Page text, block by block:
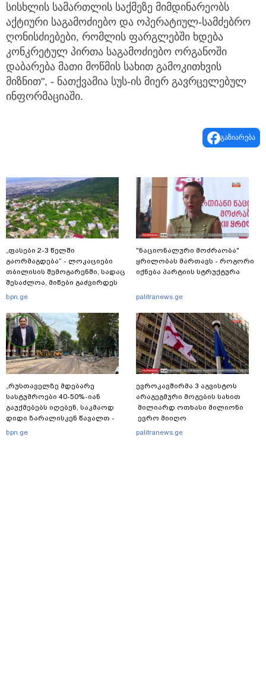
სისხლის სამართლის საქმეზე მიმდინარეობს
აქტიური საგამოძიებო და ოპერატიულ-სამძებრო
ღონისძიებები, რომლის ფარგლებში ხდება
კონკრეტულ პირთა საგამოძიებო ორგანოში
დაბარება მათი მოწმის სახით გამოკითხვის
მიზნით", - ნათქვამია სუს-ის მიერ გავრცელებულ
ინფორმაციაში.
გაზიარება
„ფასები 2-3 წელში
გაორმაგდება“ - ლოკაციები
თბილისის შემოგარენში, სადაც
შესაძლოა, მიწები გაძვირდეს
bpn.ge
„რუსთაველზე მდებარე
სასტუმროები 40-50%-იან
გაუქმებებს იღებენ, საკმაოდ
დიდი ზარალისკენ წავალთ -
მეგონა, ვიღაც მოიფიქრებდა
bpn.ge
"ნაციონალური მოძრაობა"
ყრილობას მართავს - როგორი
იქნება პარტიის სტრუქტურა
palitranews.ge
ევროკავშირმა 3 აგვისტოს
არაგეგმური მოგების სახით
მილიარდ ოთხასი მილიონი
ევრო მიიღო
palitranews.ge